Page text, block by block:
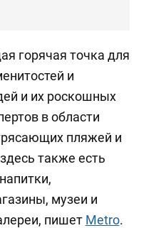
горячая точка для
и
и их роскошных
в области
пляжей и
также есть
музеи и
пишет Metro.